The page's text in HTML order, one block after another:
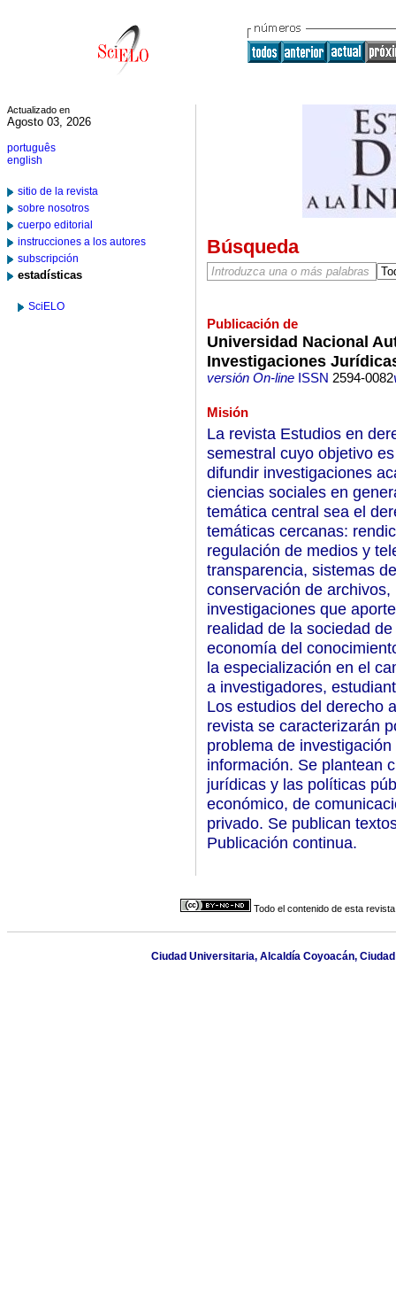
Actualizado en
Agosto 03, 2026
português
english
sitio de la revista
sobre nosotros
cuerpo editorial
instrucciones a los autores
subscripción
estadísticas
SciELO
Búsqueda
Publicación de
Universidad Nacional
Investigaciones
versión On-lineISSN 2594-0082
Misión
La revista Estudios en
semestral cuyo objetivo
difundir investigaciones
ciencias sociales en
temática central sea el
temáticas cercanas:
regulación de medios y
transparencia, sistemas
conservación de
investigaciones que
realidad de la sociedad
economía del
la especialización en el
a investigadores,
Los estudios del derecho
revista se caracterizarán
problema de
información. Se plantean
jurídicas y las políticas
económico, de
privado. Se publican
Publicación continua.
Todo el contenido de esta
Ciudad Universitaria, Alcaldía Coyoacán,